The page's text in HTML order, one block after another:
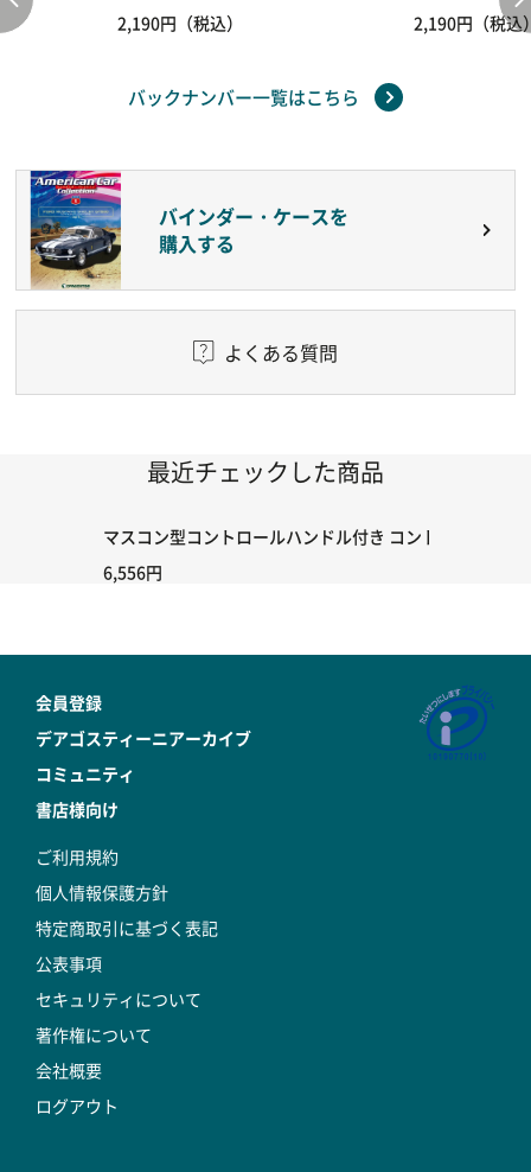
2,190円（税込）
2,190円（税込
バックナンバー一覧はこちら
バインダー・ケースを
購入する
よくある質問
最近チェックした商品
マスコン型コントロールハンドル付き コントローラー
6,556円
会員登録
デアゴスティーニアーカイブ
コミュニティ
書店様向け
ご利用規約
個人情報保護方針
特定商取引に基づく表記
公表事項
セキュリティについて
著作権について
会社概要
ログアウト